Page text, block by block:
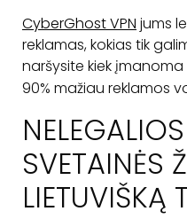
CyberGhost VPN jums
reklamas, kokias tik
naršysite kiek
90% mažiau reklamos
SVETAINĖS
LIETUVIŠKĄ